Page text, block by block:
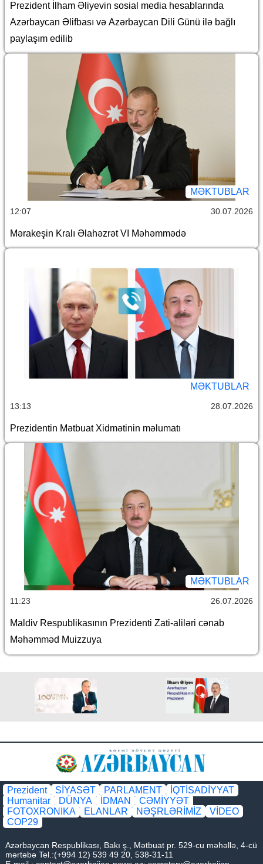
Prezident İlham Əliyevin sosial media hesablarında
Azərbaycan Əlifbası və Azərbaycan Dili Günü ilə bağlı
paylaşım edilib
MƏKTUBLAR
12:07 30.07.2026
Mərakeşin Kralı Əlahəzrət VI Məhəmmədə
MƏKTUBLAR
13:13 28.07.2026
Prezidentin Mətbuat Xidmətinin məlumatı
MƏKTUBLAR
11:23 26.07.2026
Maldiv Respublikasının Prezidenti Zati-aliləri cənab
Məhəmməd Muizzuya
Prezident SİYASƏT PARLAMENT
İQTİSADİYYAT
Humanitar
DÜNYA İDMAN
CƏMİYYƏT
FOTOXRONIKA
ELANLAR NƏŞRLƏRİMİZ
VİDEO
COP29
Azərbaycan Respublikası, Bakı ş., Mətbuat pr. 529-cu məhəllə, 4-cü
mərtəbə Tel.:(+994 12) 539 49 20, 538-31-11